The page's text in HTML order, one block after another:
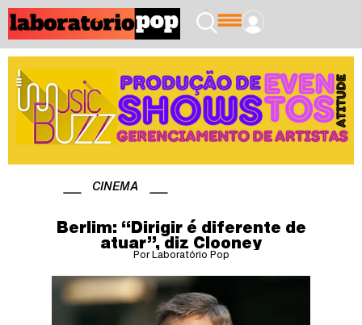
CINEMA
Berlim: “Dirigir é diferente de
atuar”, diz Clooney
Por Laboratório Pop